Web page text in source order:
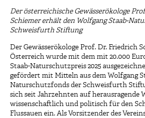
Der österreichische Gewässerökologe
Schiemer erhält den Wolfgang Staab-
Schweisfurth Stiftung
Der Gewässerökologe Prof. Dr. Friedrich
Österreich wurde mit dem mit 20.000
Staab-Naturschutzpreis 2025
gefördert mit Mitteln aus dem Wolfgang
Naturschutzfonds der Schweisfurth
sich seit Jahrzehnten auf herausragende
wissenschaftlich und politisch für den
Flussauen ein. Als Vorsitzender des